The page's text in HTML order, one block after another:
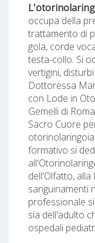
occupa della
trattamento di
gola, corde
testa-collo. Si
vertigini,
Dottoressa
con Lode in
Gemelli di
Sacro Cuore
formativo si
dell'Olfatto, alla
sanguinamenti
professionale
sia dell'adulto
ospedali